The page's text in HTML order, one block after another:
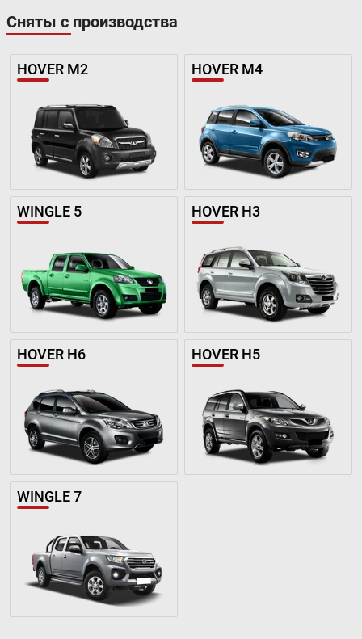
Сняты с производства
HOVER M2 HOVER M4
WINGLE 5 HOVER H3
HOVER H6 HOVER H5
WINGLE 7